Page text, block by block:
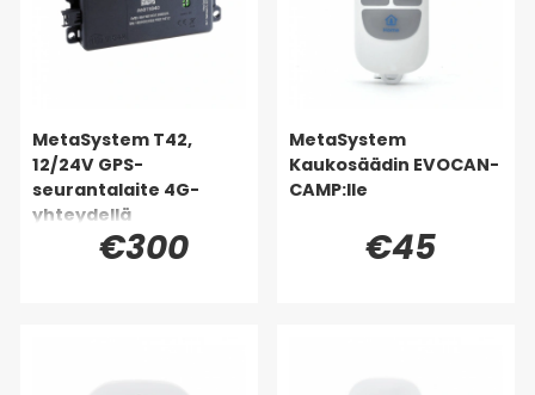
MetaSystem T42,
12/24V GPS-
seurantalaite 4G-
yhteydellä
€300
MetaSystem
Kaukosäädin EVOCAN-
CAMP:lle
€45